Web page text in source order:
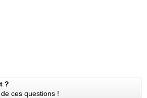
?
ces questions !